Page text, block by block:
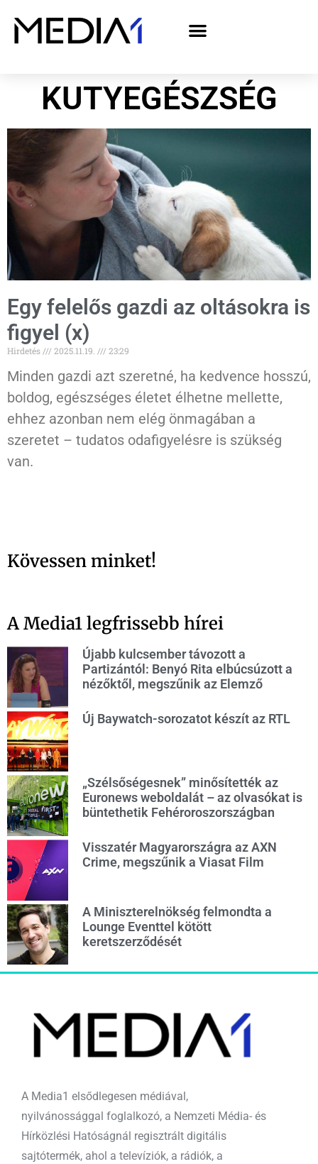
KUTYEGÉSZSÉG
Egy felelős gazdi az oltásokra is
figyel (x)
Hirdetés 2025.11.19. 23:29
Minden gazdi azt szeretné, ha kedvence hosszú,
boldog, egészséges életet élhetne mellette,
ehhez azonban nem elég önmagában a
szeretet – tudatos odafigyelésre is szükség
van.
Kövessen minket!
A Media1 legfrissebb hírei
Újabb kulcsember távozott a
Partizántól: Benyó Rita elbúcsúzott a
nézőktől, megszűnik az Elemző
Új Baywatch-sorozatot készít az RTL
„Szélsőségesnek” minősítették az
Euronews weboldalát – az olvasókat is
büntethetik Fehéroroszországban
Visszatér Magyarországra az AXN
Crime, megszűnik a Viasat Film
A Miniszterelnökség felmondta a
Lounge Eventtel kötött
keretszerződését
A Media1 elsődlegesen médiával,
nyilvánossággal foglalkozó, a Nemzeti Média- és
Hírközlési Hatóságnál regisztrált digitális
sajtótermék, ahol a televíziók, a rádiók, a